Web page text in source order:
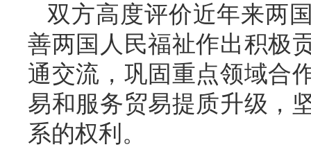
双方高度评价近年来两
善两国人民福祉作出积极
通交流，巩固重点领域合
易和服务贸易提质升级，
系的权利。